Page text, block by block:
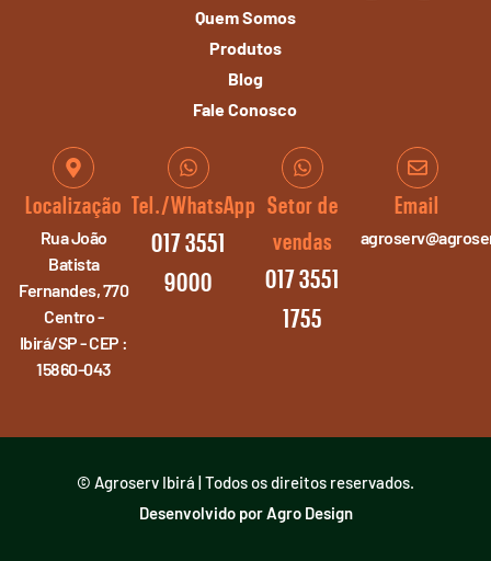
Quem Somos
Produtos
Blog
Fale Conosco
Localização
Rua João
Batista
Fernandes, 770
Centro -
Ibirá/SP - CEP :
15860-043
Tel./WhatsApp
017 3551
9000
Setor de
vendas
017 3551
1755
Email
© Agroserv Ibirá | Todos os direitos reservados.
Desenvolvido por Agro Design